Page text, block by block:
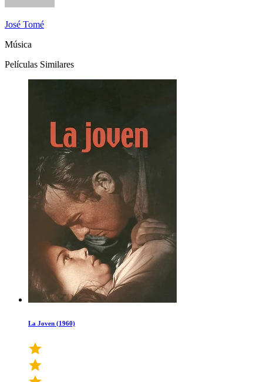
José Tomé
Música
Películas Similares
La Joven (1960)